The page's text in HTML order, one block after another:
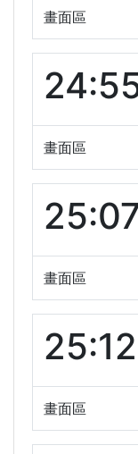
畫面區
畫面區
畫面區
畫面區